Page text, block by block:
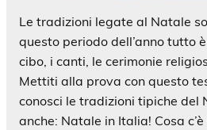
Le tradizioni legate al Natale
questo periodo dell’anno tutto
cibo, i canti, le cerimonie
Mettiti alla prova con questo
conosci le tradizioni tipiche
anche: Natale in Italia! Cosa